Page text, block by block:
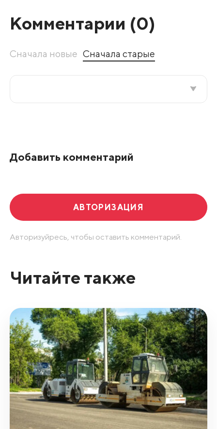
Комментарии (0)
Сначала новые Сначала старые
Добавить комментарий
АВТОРИЗАЦИЯ
Авторизуйресь, чтобы оставить комментарий.
Читайте также